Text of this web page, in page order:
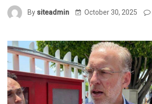
By siteadmin October 30, 2025